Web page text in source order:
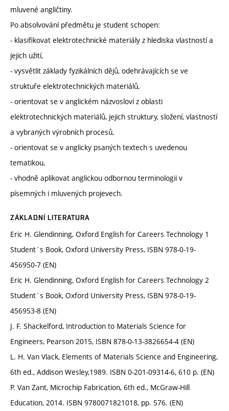
mluvené angličtiny.
Po absolvování předmětu je student schopen:
- klasifikovat elektrotechnické materiály z hlediska vlastností a
jejich užití,
- vysvětlit základy fyzikálních dějů, odehrávajících se ve
struktuře elektrotechnických materiálů,
- orientovat se v anglickém názvosloví z oblasti
elektrotechnických materiálů, jejich struktury, složení, vlastností
a vybraných výrobních procesů,
- orientovat se v anglicky psaných textech s uvedenou
tematikou,
- vhodně aplikovat anglickou odbornou terminologii v
písemných i mluvených projevech.
ZÁKLADNÍ LITERATURA
Eric H. Glendinning, Oxford English for Careers Technology 1
Student´s Book, Oxford University Press, ISBN 978-0-19-
456950-7 (EN)
Eric H. Glendinning, Oxford English for Careers Technology 2
Student´s Book, Oxford University Press, ISBN 978-0-19-
456953-8 (EN)
J. F. Shackelford, Introduction to Materials Science for
Engineers, Pearson 2015, ISBN 878-0-13-3826654-4 (EN)
L. H. Van Vlack, Elements of Materials Science and Engineering,
6th ed., Addison Wesley,1989. ISBN 0-201-09314-6, 610 p. (EN)
P. Van Zant, Microchip Fabrication, 6th ed., McGraw-Hill
Education, 2014. ISBN 9780071821018, pp. 576. (EN)